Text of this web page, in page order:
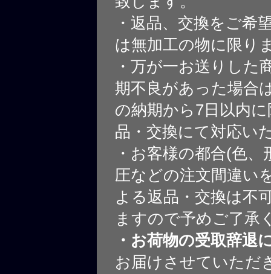
・返品、交換をご希
は無加工の物に限り
・万が一お送りした
期不良があった場合
の納期から7日以内
品・交換にて対応い
・お客様の都合(色、
圧などの注文間違い
よる返品・交換は不
ますので予めご了承
・お荷物の受取辞退
お届けさせていただ